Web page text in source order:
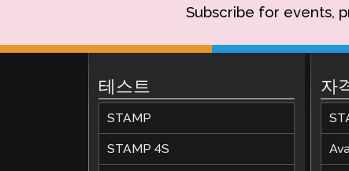
Subscribe for events,
테스트
STAMP
STAMP 4S
자